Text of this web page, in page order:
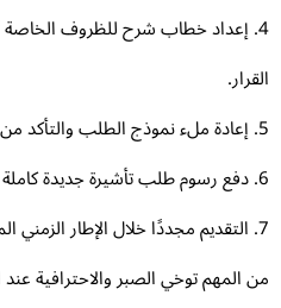
4. إعداد خطاب شرح للظروف الخاصة
المهم توخي الصبر والاحترافية عند